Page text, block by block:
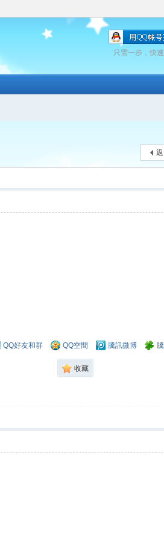
只需一步，快
QQ好友和群 QQ空間 騰訊微博
收藏